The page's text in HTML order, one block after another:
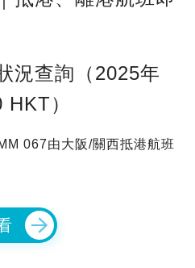
況查詢（2025年
）
067由大阪/關西抵港航班